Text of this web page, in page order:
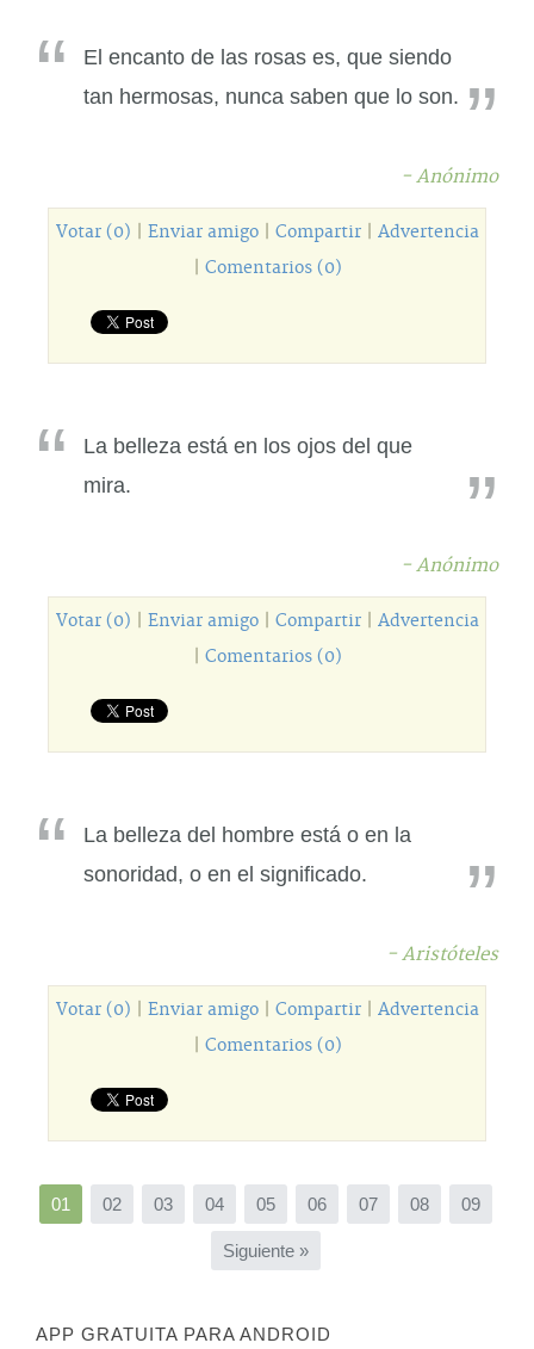
El encanto de las rosas es, que siendo
tan hermosas, nunca saben que lo son.
- Anónimo
Votar (0) Enviar amigo| Compartir| Advertencia
Comentarios (0)
La belleza está en los ojos del que
mira.
- Anónimo
Votar (0) Enviar amigo| Compartir| Advertencia
Comentarios (0)
La belleza del hombre está o en la
sonoridad, o en el significado.
- Aristóteles
Votar (0) Enviar amigo| Compartir| Advertencia
Comentarios (0)
01 02 03 04 05 06 07 08 09
Siguiente »
APP GRATUITA PARA ANDROID